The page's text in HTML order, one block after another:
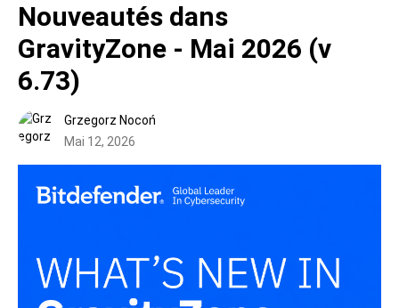
Nouveautés dans
GravityZone - Mai 2026 (v
6.73)
Grzegorz Nocoń
Mai 12, 2026